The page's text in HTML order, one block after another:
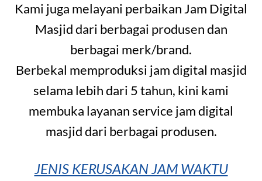
Kami juga melayani perbaikan Jam Digital
Masjid dari berbagai produsen dan
berbagai merk/brand.
Berbekal memproduksi jam digital masjid
selama lebih dari 5 tahun, kini kami
membuka layanan service jam digital
masjid dari berbagai produsen.
JENIS KERUSAKAN JAM WAKTU